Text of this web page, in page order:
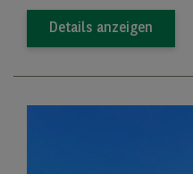
Details anzeigen